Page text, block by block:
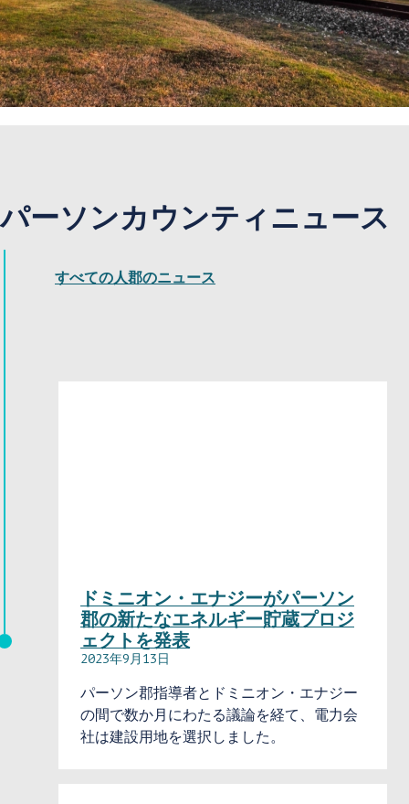
パーソンカウンティニュース
すべての人郡のニュース
ドミニオン・エナジーがパーソン
郡の新たなエネルギー貯蔵プロジ
ェクトを発表
2023年9月13日
パーソン郡指導者とドミニオン・エナジー
の間で数か月にわたる議論を経て、電力会
社は建設用地を選択しました。